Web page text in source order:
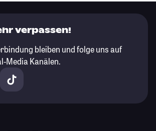
verpassen!
bleiben und folge uns auf
Media Kanälen.